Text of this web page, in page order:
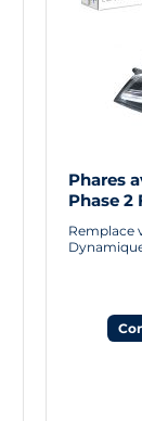
Phares
Phase 2
Remplace